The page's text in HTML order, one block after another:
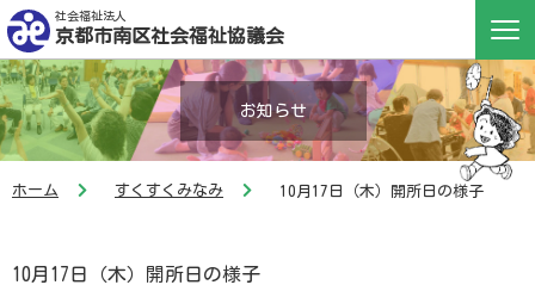
社会福祉法人
京都市南区社会福祉協議会
お知らせ
ホーム すくすくみなみ 10月17日（木）開所日の様子
10月17日（木）開所日の様子